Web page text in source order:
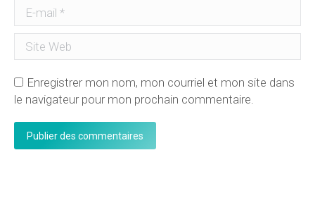
E-mail *
Site Web
Enregistrer mon nom, mon courriel et mon site dans
le navigateur pour mon prochain commentaire.
Publier des commentaires